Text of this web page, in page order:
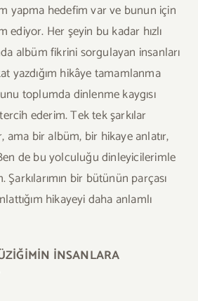
yapma hedefim var ve bunun için
ediyor. Her şeyin bu kadar hızlı
albüm fikrini sorgulayan insanları
yazdığım hikâye tamamlanma
toplumda dinlenme kaygısı
ederim. Tek tek şarkılar
bir albüm, bir hikaye anlatır,
de bu yolculuğu dinleyicilerimle
bir bütünün parçası
hikayeyi daha anlamlı
İNSANLARA